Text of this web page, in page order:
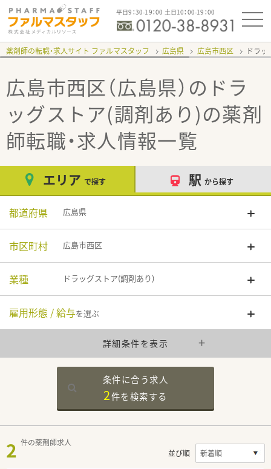
平日9：30-19：00 土日10：00-19：00
薬剤師の転職・求人サイト ファルマスタッフ 広島県 広島市西区 ドラ
広島市西区（広島県）のドラ
ッグストア(調剤あり)の薬剤
師転職・求人情報一覧
エリア で探す 駅 から探す
都道府県 広島県
市区町村 広島市西区
業種 ドラッグストア(調剤あり)
雇用形態 / 給与を選ぶ
詳細条件を表示
条件に合う求人
2件を検索する
2 件の薬剤師求人
並び順